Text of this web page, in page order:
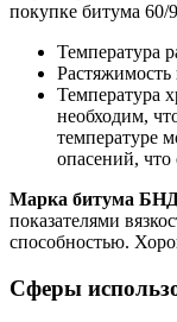
покупке битума 60/
Температура
Температура
необходим,
температуре
опасений, что
Марка битума БНД
показателями
способностью.
Сферы